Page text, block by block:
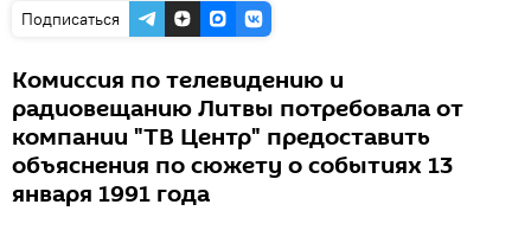
Подписаться
Комиссия по телевидению и
радиовещанию Литвы потребовала от
компании "ТВ Центр" предоставить
объяснения по сюжету о событиях 13
января 1991 года